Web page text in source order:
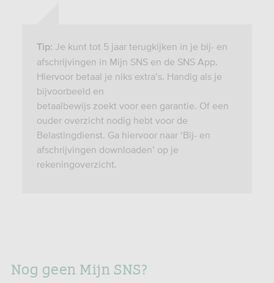
Tip: Je kunt tot 5 jaar terugkijken in je bij- en
afschrijvingen in Mijn SNS en de SNS App.
Hiervoor betaal je niks extra’s. Handig als je
bijvoorbeeld en
betaalbewijs zoekt voor een garantie. Of een
ouder overzicht nodig hebt voor de
Belastingdienst. Ga hiervoor naar ‘Bij- en
afschrijvingen downloaden’ op je
rekeningoverzicht.
Nog geen Mijn SNS?